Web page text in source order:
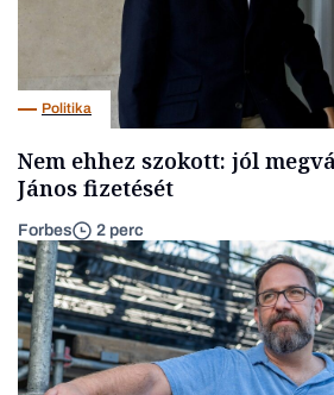
Politika
Nem ehhez szokott: jól
János fizetését
Forbes 2 perc